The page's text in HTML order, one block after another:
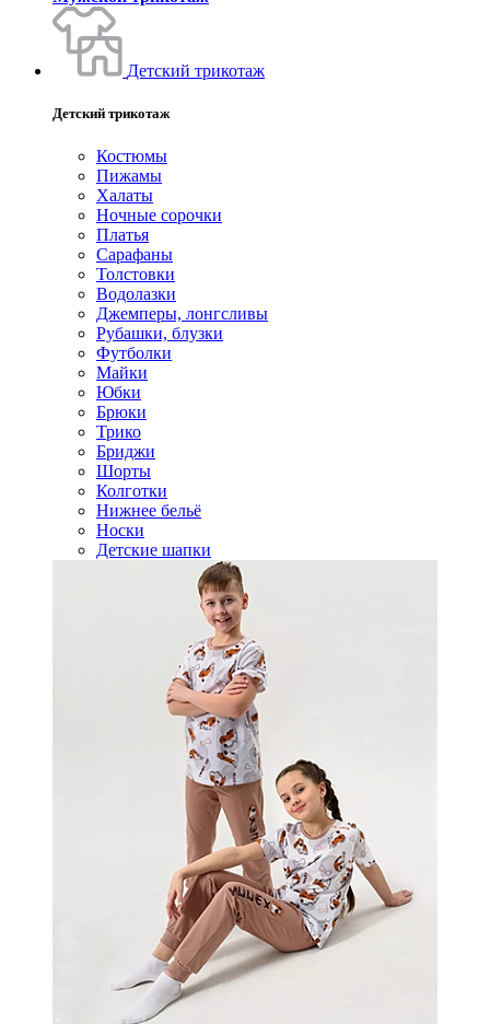
Детский трикотаж
Детский трикотаж
Костюмы
Пижамы
Халаты
Ночные сорочки
Платья
Сарафаны
Толстовки
Водолазки
Джемперы, лонгсливы
Рубашки, блузки
Футболки
Майки
Юбки
Брюки
Трико
Бриджи
Шорты
Колготки
Нижнее бельё
Носки
Детские шапки